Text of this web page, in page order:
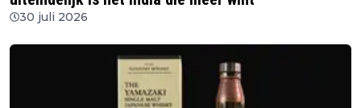
30 juli 2026